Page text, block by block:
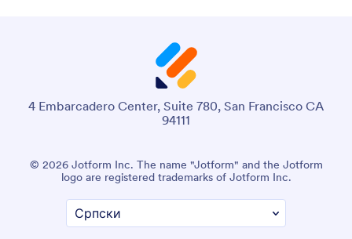
4 Embarcadero Center, Suite 780, San Francisco CA
94111
© 2026 Jotform Inc. The name "Jotform" and the Jotform
logo are registered trademarks of Jotform Inc.